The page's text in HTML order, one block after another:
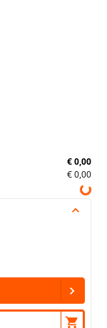
€ 0,00
€ 0,00